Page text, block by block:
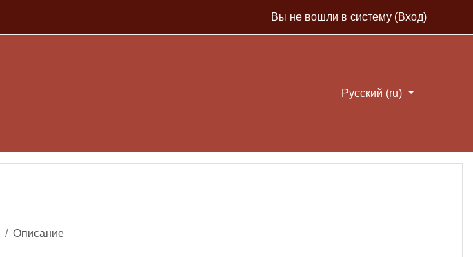
Вы не вошли в систему (Вход)
Русский ‎(ru)‎
Описание